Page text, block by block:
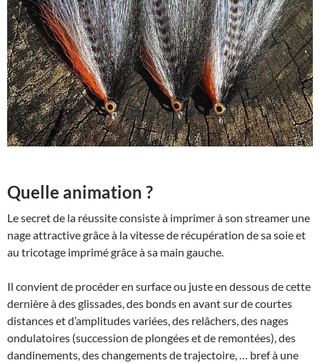
Quelle animation ?
Le secret de la réussite consiste à imprimer à son streamer une
nage attractive grâce à la vitesse de récupération de sa soie et
au tricotage imprimé grâce à sa main gauche.
Il convient de procéder en surface ou juste en dessous de cette
dernière à des glissades, des bonds en avant sur de courtes
distances et d’amplitudes variées, des relâchers, des nages
ondulatoires (succession de plongées et de remontées), des
dandinements, des changements de trajectoire, … bref à une